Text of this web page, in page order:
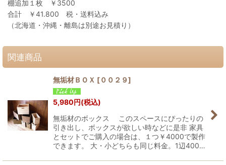
棚追加１枚 ￥3500
合計 ￥41.800 税・送料込み
（北海道・沖縄・離島は別途お見積り）
関連商品
無垢材ＢＯＸ [００２９]
5,980円(税込)
無垢材のボックス このスペースにぴったりの
引き出し、ボックスが欲しい時などに是非 家具
とセットでご購入の場合は、１つ￥4000で製作
できます。 大・小どちらも同じ料金。1辺400…